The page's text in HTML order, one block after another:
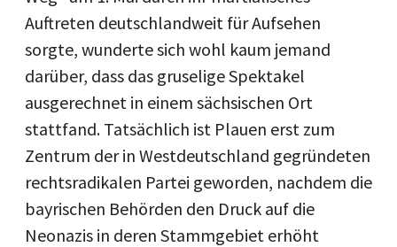
Auftreten deutschlandweit für Aufsehen
sorgte, wunderte sich wohl kaum jemand
darüber, dass das gruselige Spektakel
ausgerechnet in einem sächsischen Ort
stattfand. Tatsächlich ist Plauen erst zum
Zentrum der in Westdeutschland gegründeten
rechtsradikalen Partei geworden, nachdem die
bayrischen Behörden den Druck auf die
Neonazis in deren Stammgebiet erhöht